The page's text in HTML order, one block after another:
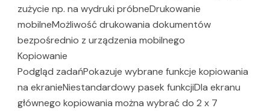
zużycie np. na wydruki próbneDrukowanie
mobilneMożliwość drukowania dokumentów
bezpośrednio z urządzenia mobilnego
Kopiowanie
Podgląd zadańPokazuje wybrane funkcje kopiowania
na ekranieNiestandardowy pasek funkcjiDla ekranu
głównego kopiowania można wybrać do 2 x 7